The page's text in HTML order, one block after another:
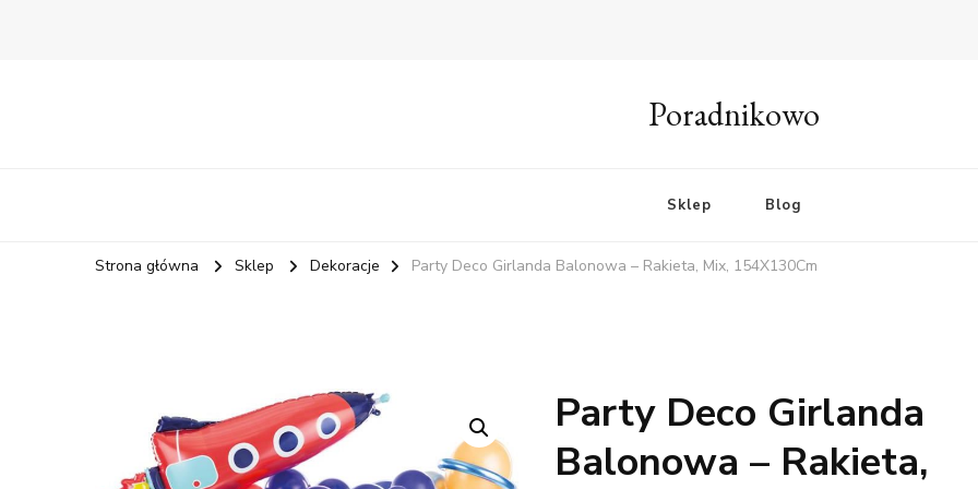
Poradnikowo
Sklep Blog
Strona główna Sklep Dekoracje Party Deco Girlanda Balonowa – Rakieta, Mix, 154X130Cm
Party Deco Girlanda
Balonowa – Rakieta,